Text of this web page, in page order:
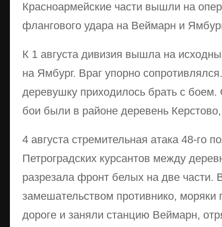
Красноармейские части вышли на
флангового удара на Веймарн и
К 1 августа дивизия вышла на
на Ямбург. Враг упорно
деревушку приходилось брать с
бои были в районе деревень
4 августа стремительная атака 48-го
Петроградских курсантов между
разрезала фронт белых на две части.
замешательством противнико, моряки
дороге и заняли станцию Веймарн,